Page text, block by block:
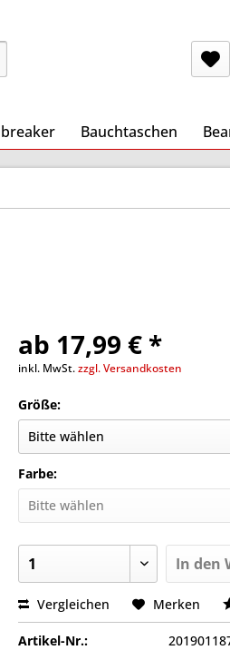
Bauchtaschen
ab 17,99 € *
inkl. MwSt.zzgl. Versandkosten
Größe:
Farbe:
In den
Vergleichen Merken
Artikel-Nr.: